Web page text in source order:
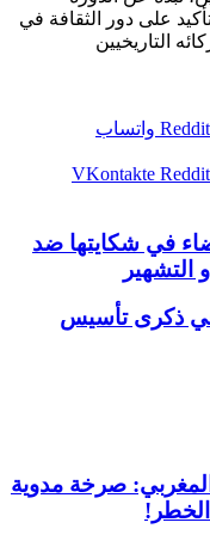
على دور الثقافة في
التاريخيين
واتساب
في شكايتها ضد
التشهير
في ذكرى تأسيس
صرخة مدوية